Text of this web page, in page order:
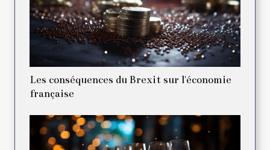
Les conséquences du Brexit sur l'économie
française